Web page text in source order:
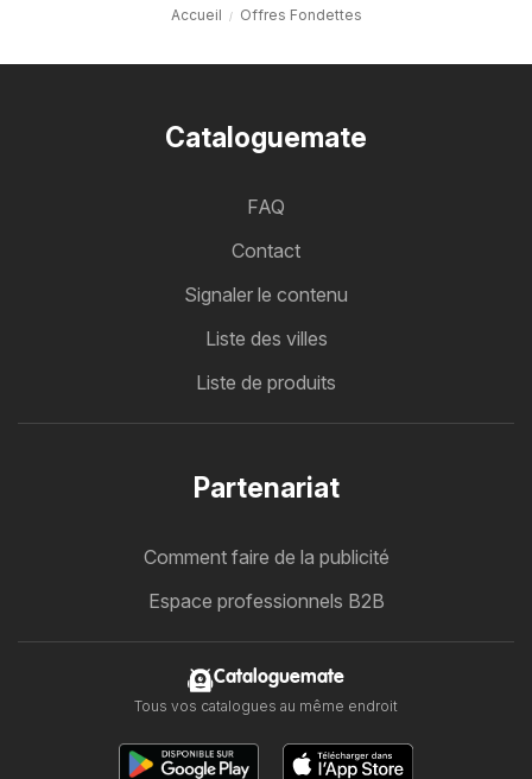
Accueil Offres Fondettes
Cataloguemate
FAQ
Contact
Signaler le contenu
Liste des villes
Liste de produits
Partenariat
Comment faire de la publicité
Espace professionnels B2B
Cataloguemate
Tous vos catalogues au même endroit